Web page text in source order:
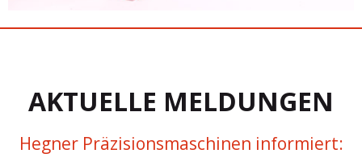
AKTUELLE MELDUNGEN
Hegner Präzisionsmaschinen informiert: